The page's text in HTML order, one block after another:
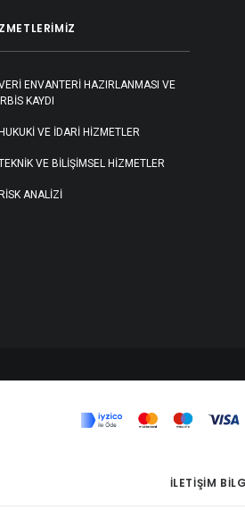
ENVANTERİ HAZIRLANMASI VE
KAYDI
HUKUKİ VE İDARİ HİZMETLER
VE BİLİŞİMSEL HİZMETLER
RİSK ANALİZİ
İLETIŞIM